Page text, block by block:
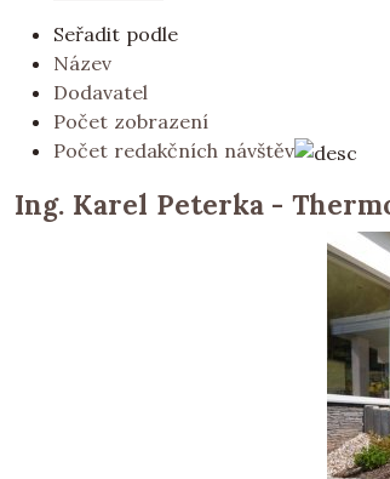
Seřadit podle
Název
Dodavatel
Počet zobrazení
Počet redakčních návštěv
Ing. Karel Peterka -